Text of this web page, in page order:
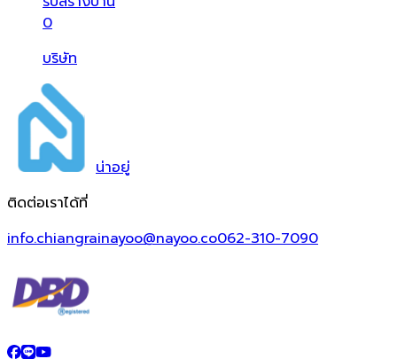
0
บริษัท
น่าอยู่
ติดต่อเราได้ที่
info.chiangrainayoo@nayoo.co062-310-7090